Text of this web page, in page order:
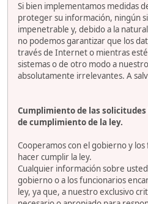
Si bien implementamos medidas
proteger su información, ningún
impenetrable y, debido a la
no podemos garantizar que los
través de Internet o mientras
sistemas o de otro modo a
absolutamente irrelevantes. A
Cumplimiento de las
de cumplimiento de la ley.
Cooperamos con el gobierno y
hacer cumplir la ley.
Cualquier información sobre
gobierno o a los funcionarios
ley, ya que, a nuestro exclusivo